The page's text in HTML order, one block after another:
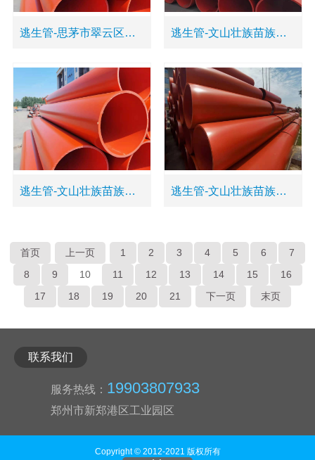
逃生管-思茅市翠云区塑料逃命管道 逃生管-文山壮族苗族自治州麻栗坡县黄色安全管道
逃生管-文山壮族苗族自治州麻栗坡县黄色生命管道 逃生管-文山壮族苗族自治州麻栗坡县隧道逃生管厂家
首页 上一页 1 2 3 4 5 6
7
8
9 10 11 12 13 14 15
16
17
18 19 20 21 下一页 末页
联系我们
服务热线： 19903807933
郑州市新郑港区工业园区
Copyright © 2012-2021 版权所有